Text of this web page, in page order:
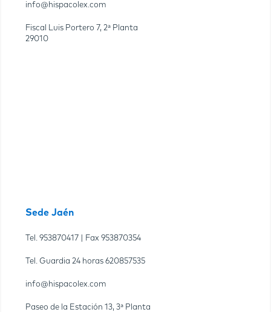
info@hispacolex.com
Fiscal Luis Portero 7, 2ª Planta
29010
Sede Jaén
Tel. 953870417 | Fax 953870354
Tel. Guardia 24 horas 620857535
info@hispacolex.com
Paseo de la Estación 13, 3ª Planta